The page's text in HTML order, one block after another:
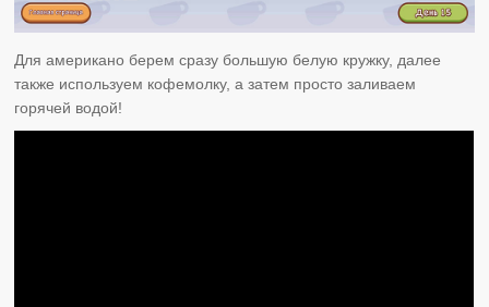
Для американо берем сразу большую белую кружку, далее
также используем кофемолку, а затем просто заливаем
горячей водой!